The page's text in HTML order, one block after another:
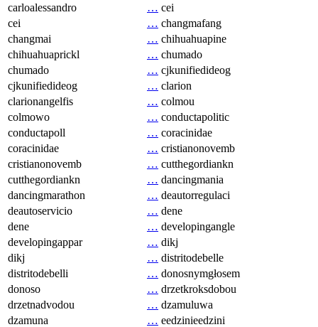
carloalessandro
… cei
cei
… changmafang
changmai
… chihuahuapine
chihuahuaprickl
… chumado
chumado
… cjkunifiedideog
cjkunifiedideog
… clarion
clarionangelfis
… colmou
colmowo
… conductapolitic
conductapoll
… coracinidae
coracinidae
… cristianonovemb
cristianonovemb
… cutthegordiankn
cutthegordiankn
… dancingmania
dancingmarathon
… deautorregulaci
deautoservicio
… dene
dene
… developingangle
developingappar
… dikj
dikj
… distritodebelle
distritodebelli
… donosnymgłosem
donoso
… drzetkroksdobou
drzetnadvodou
… dzamuluwa
dzamuna
… eedzinieedzini